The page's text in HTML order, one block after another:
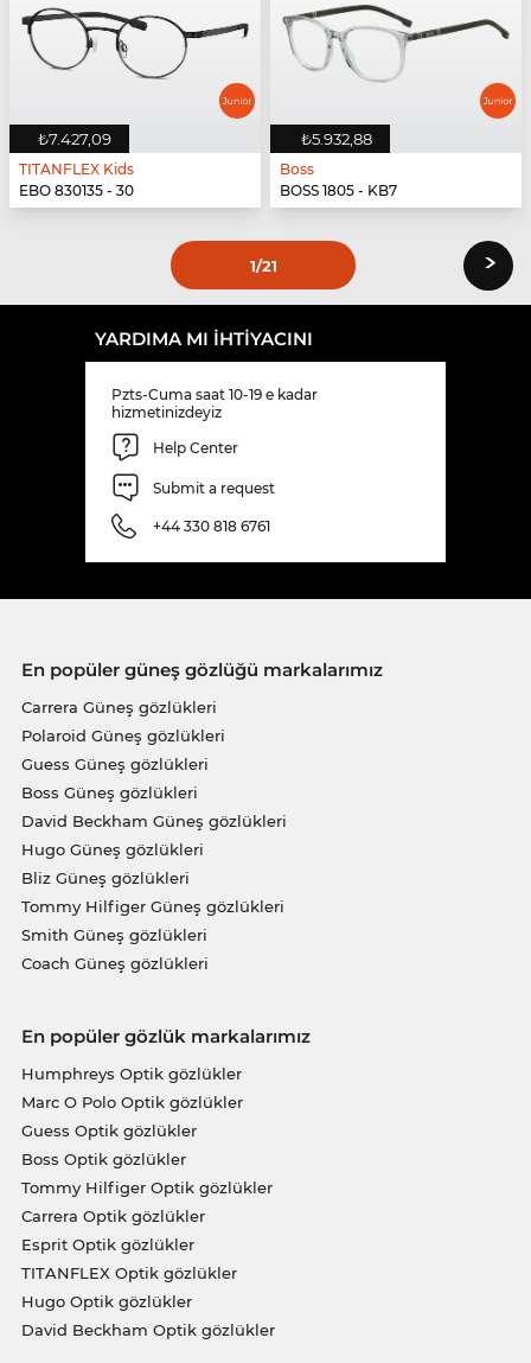
₺7.427,09
TITANFLEX Kids
EBO 830135 - 30
₺5.932,88
Boss
BOSS 1805 - KB7
1/21 ›
YARDIMA MI IHTIYACINI
Pzts-Cuma saat 10-19 e kadar
hizmetinizdeyiz
Help Center
Submit a request
+44 330 818 6761
En popüler güneş gözlüğü markalarımız
Carrera Güneş gözlükleri
Polaroid Güneş gözlükleri
Guess Güneş gözlükleri
Boss Güneş gözlükleri
David Beckham Güneş gözlükleri
Hugo Güneş gözlükleri
Bliz Güneş gözlükleri
Tommy Hilfiger Güneş gözlükleri
Smith Güneş gözlükleri
Coach Güneş gözlükleri
En popüler gözlük markalarımız
Humphreys Optik gözlükler
Marc O Polo Optik gözlükler
Guess Optik gözlükler
Boss Optik gözlükler
Tommy Hilfiger Optik gözlükler
Carrera Optik gözlükler
Esprit Optik gözlükler
TITANFLEX Optik gözlükler
Hugo Optik gözlükler
David Beckham Optik gözlükler